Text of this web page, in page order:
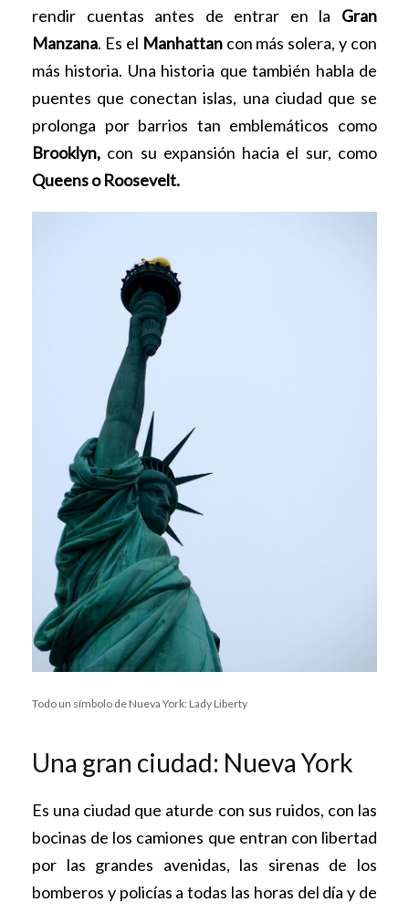
rendir cuentas antes de entrar en la Gran
Manzana. Es el Manhattancon más solera, y con
más historia. Una historia que también habla de
puentes que conectan islas, una ciudad que se
prolonga por barrios tan emblemáticos como
Brooklyn, con su expansión hacia el sur, como
Queens o Roosevelt.
Todo un símbolo de Nueva York: Lady Liberty
Una gran ciudad: Nueva York
Es una ciudad que aturde con sus ruidos, con las
bocinas de los camiones que entran con libertad
por las grandes avenidas, las sirenas de los
bomberos y policías a todas las horas del día y de